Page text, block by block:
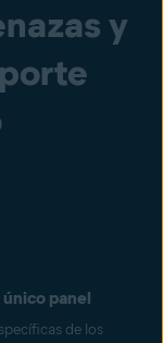
y
único panel
de los